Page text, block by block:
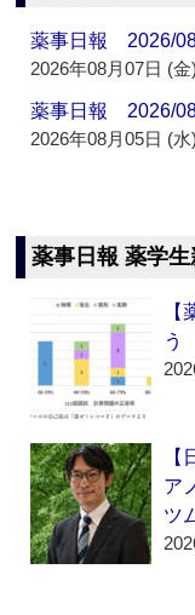
薬事日報 2026/
2026年08月07日 (金)
薬事日報 2026/
2026年08月05日 (水)
薬事日報 薬学
う
ア
ツ